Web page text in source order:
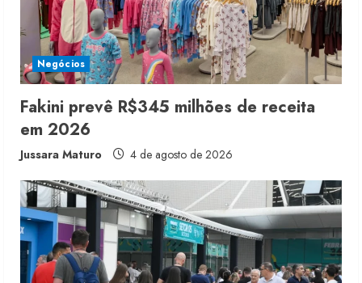
i
n
g
Negócios
Fakini prevê R$345 milhões de receita
em 2026
Jussara Maturo 4 de agosto de 2026